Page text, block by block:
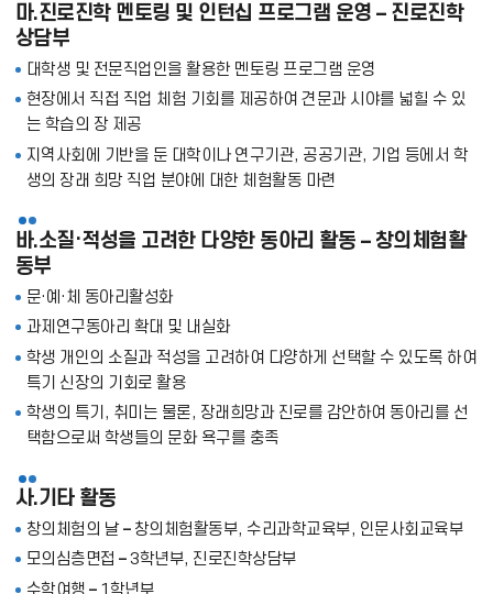
마.진로진학 멘토링 및 인턴십 프로그램 운영 – 진로진학
상담부
대학생 및 전문직업인을 활용한 멘토링 프로그램 운영
현장에서 직접 직업 체험 기회를 제공하여 견문과 시야를 넓힐 수 있
는 학습의 장 제공
지역사회에 기반을 둔 대학이나 연구기관, 공공기관, 기업 등에서 학
생의 장래 희망 직업 분야에 대한 체험활동 마련
바.소질·적성을 고려한 다양한 동아리 활동 – 창의체험활
동부
문·예·체 동아리활성화
과제연구동아리 확대 및 내실화
학생 개인의 소질과 적성을 고려하여 다양하게 선택할 수 있도록 하여
특기 신장의 기회로 활용
학생의 특기, 취미는 물론, 장래희망과 진로를 감안하여 동아리를 선
택함으로써 학생들의 문화 욕구를 충족
사.기타 활동
창의체험의 날 – 창의체험활동부, 수리과학교육부, 인문사회교육부
모의심층면접 – 3학년부, 진로진학상담부
수학여행 – 1학년부